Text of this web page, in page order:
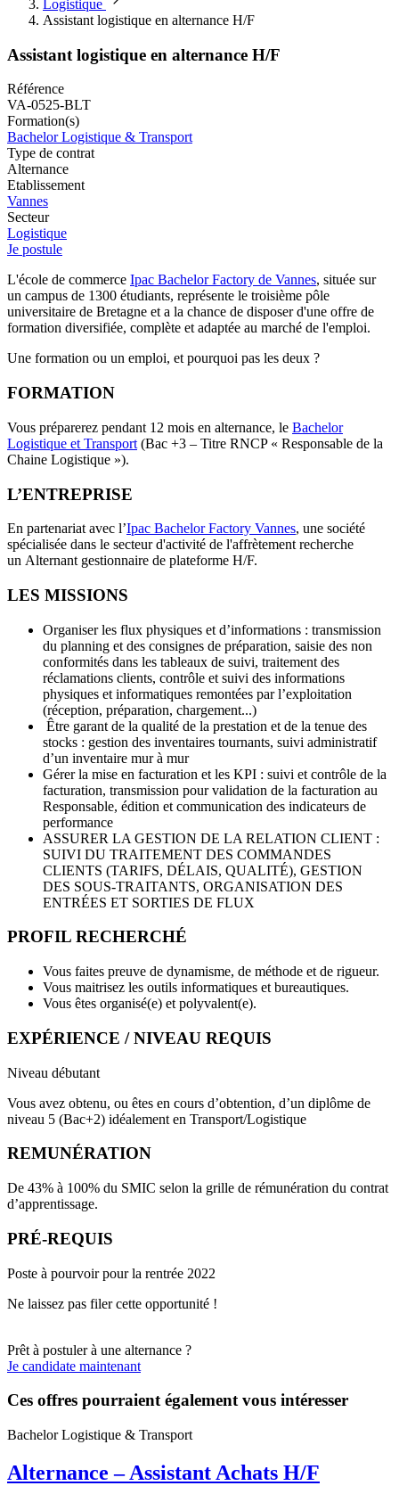
Logistique
Assistant logistique en alternance H/F
Assistant logistique en alternance H/F
Référence
VA-0525-BLT
Formation(s)
Bachelor Logistique & Transport
Type de contrat
Alternance
Etablissement
Vannes
Secteur
Logistique
Je postule
L'école de commerce Ipac Bachelor Factory de Vannes, située sur
un campus de 1300 étudiants, représente le troisième pôle
universitaire de Bretagne et a la chance de disposer d'une offre de
formation diversifiée, complète et adaptée au marché de l'emploi.
Une formation ou un emploi, et pourquoi pas les deux ?
FORMATION
Vous préparerez pendant 12 mois en alternance, le Bachelor
Logistique et Transport (Bac +3 – Titre RNCP « Responsable de la
Chaine Logistique »).
L’ENTREPRISE
En partenariat avec l’Ipac Bachelor Factory Vannes, une société
spécialisée dans le secteur d'activité de l'affrètement recherche
un Alternant gestionnaire de plateforme H/F.
LES MISSIONS
Organiser les flux physiques et d’informations : transmission
du planning et des consignes de préparation, saisie des non
conformités dans les tableaux de suivi, traitement des
réclamations clients, contrôle et suivi des informations
physiques et informatiques remontées par l’exploitation
(réception, préparation, chargement...)
Être garant de la qualité de la prestation et de la tenue des
stocks : gestion des inventaires tournants, suivi administratif
d’un inventaire mur à mur
Gérer la mise en facturation et les KPI : suivi et contrôle de la
facturation, transmission pour validation de la facturation au
Responsable, édition et communication des indicateurs de
performance
ASSURER LA GESTION DE LA RELATION CLIENT :
SUIVI DU TRAITEMENT DES COMMANDES
CLIENTS (TARIFS, DÉLAIS, QUALITÉ), GESTION
DES SOUS-TRAITANTS, ORGANISATION DES
ENTRÉES ET SORTIES DE FLUX
PROFIL RECHERCHÉ
Vous faites preuve de dynamisme, de méthode et de rigueur.
Vous maitrisez les outils informatiques et bureautiques.
Vous êtes organisé(e) et polyvalent(e).
EXPÉRIENCE / NIVEAU REQUIS
Niveau débutant
Vous avez obtenu, ou êtes en cours d’obtention, d’un diplôme de
niveau 5 (Bac+2) idéalement en Transport/Logistique
REMUNÉRATION
De 43% à 100% du SMIC selon la grille de rémunération du contrat
d’apprentissage.
PRÉ-REQUIS
Poste à pourvoir pour la rentrée 2022
Ne laissez pas filer cette opportunité !
Prêt à postuler à une alternance ?
Je candidate maintenant
Ces offres pourraient également vous intéresser
Bachelor Logistique & Transport
Alternance – Assistant Achats H/F